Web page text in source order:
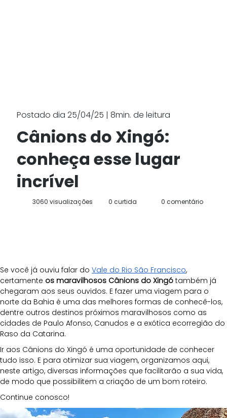
Postado dia 25/04/25 | 8min. de leitura
Cânions do Xingó:
conheça esse lugar
incrível
0 comentário
0 curtida
3060 visualizações
Se você já ouviu falar do Vale do Rio São Francisco,
certamente os maravilhosos Cânions do Xingó também já
chegaram aos seus ouvidos. E fazer uma viagem para o
norte da Bahia é uma das melhores formas de conhecê-los,
dentre outros destinos próximos maravilhosos como as
cidades de Paulo Afonso, Canudos e a exótica ecorregião do
Raso da Catarina.
Ir aos Cânions do Xingó é uma oportunidade de conhecer
tudo isso. E para otimizar sua viagem, organizamos aqui,
neste artigo, diversas informações que facilitarão a sua vida,
de modo que possibilitem a criação de um bom roteiro.
Continue conosco!